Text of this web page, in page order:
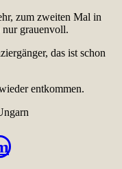
zum zweiten Mal in
nur grauenvoll.
das ist schon
entkommen.